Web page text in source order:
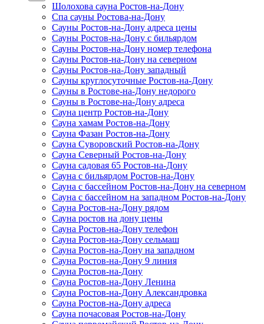
Шолохова сауна Ростов-на-Дону
Спа сауны Ростова-на-Дону
Сауны Ростов-на-Дону адреса цены
Сауны Ростов-на-Дону с бильярдом
Сауны Ростов-на-Дону номер телефона
Сауны Ростов-на-Дону на северном
Сауны Ростов-на-Дону западный
Сауны круглосуточные Ростов-на-Дону
Сауны в Ростове-на-Дону недорого
Сауны в Ростове-на-Дону адреса
Сауна центр Ростов-на-Дону
Сауна хамам Ростов-на-Дону
Сауна Фазан Ростов-на-Дону
Сауна Суворовский Ростов-на-Дону
Сауна Северный Ростов-на-Дону
Сауна садовая 65 Ростов-на-Дону
Сауна с бильярдом Ростов-на-Дону
Сауна с бассейном Ростов-на-Дону на северном
Сауна с бассейном на западном Ростов-на-Дону
Сауна Ростов-на-Дону рядом
Сауна ростов на дону цены
Сауна Ростов-на-Дону телефон
Сауна Ростов-на-Дону сельмаш
Сауна Ростов-на-Дону на западном
Сауна Ростов-на-Дону 9 линия
Сауна Ростов-на-Дону
Сауна Ростов-на-Дону Ленина
Сауна Ростов-на-Дону Александровка
Сауна Ростов-на-Дону адреса
Сауна почасовая Ростов-на-Дону